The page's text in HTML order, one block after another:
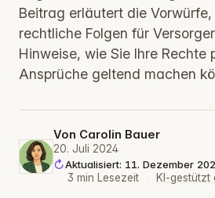
Beitrag erläutert die
rechtliche Folgen für
Hinweise, wie Sie Ihre Rechte
Ansprüche geltend machen
Von Carolin Bauer
20. Juli 2024
Aktualisiert: 11. Dezember
·
3 min Lesezeit · KI-gestützt